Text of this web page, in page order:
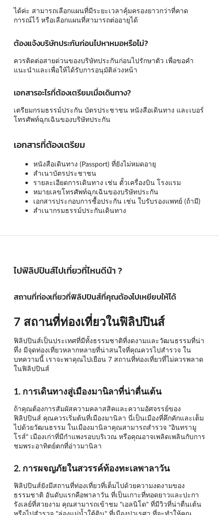
ได้ค่ะ สามารถเลือกแผนที่มีระยะเวลาคุ้มครองยาวกว่าที่คาด
การณ์ไว้ หรือเลือกแผนที่สามารถต่ออายุได้
ต้องแจ้งบริษัทประกันก่อนไปหาหมอหรือไม่?
ควรติดต่อสายด่วนของบริษัทประกันก่อนไปรักษาตัว เพื่อขอคำ
แนะนำและเพื่อให้ได้รับการอนุมัติล่วงหน้า
เอกสารอะไรที่ต้องเตรียมเมื่อเดินทาง?
เตรียมกรมธรรม์ประกัน บัตรประชาชน หนังสือเดินทาง และเบอร์
โทรศัพท์ฉุกเฉินของบริษัทประกัน
เอกสารที่ต้องเตรียม
หนังสือเดินทาง (Passport) ที่ยังไม่หมดอายุ
สำเนาบัตรประชาชน
รายละเอียดการเดินทาง เช่น ตั้วเครื่องบิน โรงแรม
หมายเลขโทรศัพท์ฉุกเฉินของบริษัทประกัน
เอกสารประกอบการซื้อประกัน เช่น ใบรับรองแพทย์ (ถ้ามี)
สำเนากรมธรรม์ประกันเดินทาง
ไปฟิลิปปินส์ไปเที่ยวที่ไหนดีน้า ?
สถานที่ท่องเที่ยวที่ฟิลิปปินส์ที่คุณต้องไปเหยียบให้ได้
7 สถานที่ท่องเที่ยวในฟิลิปปินส์
ฟิลิปปินส์เป็นประเทศที่มีทั้งธรรมชาติที่งดงามและวัฒนธรรมที่น่า
ทึ่ง มีจุดท่องเที่ยวหลากหลายที่น่าสนใจที่คุณควรไปสำรวจ ใน
บทความนี้ เราจะพาคุณไปเยือน 7 สถานที่ท่องเที่ยวที่ไม่ควรพลาด
ในฟิลิปปินส์
1. การเดินทางสู่เมืองมานิลาที่น่าตื่นเต้น
ถ้าคุณต้องการสัมผัสความคลาสสิคและความอัศจรรย์ของ
ฟิลิปปินส์ คุณควรเริ่มต้นที่เมืองมานิลา นี่เป็นเมืองที่คึกคักและเต็ม
ไปด้วยวัฒนธรรม ในเมืองมานิลาคุณสามารถสำรวจ "อินทรามู
โรส์" เมืองเก่าที่มีกำแพงรอบบริเวณ หรือคุณอาจเพลิดเพลินกับการ
ชมพระอาทิตย์ตกที่อ่าวมานิลา
2. การผจญภัยในสวรรค์ท้องทะเลพาลาวัน
ฟิลิปปินส์ยังมีสถานที่ท่องเที่ยวที่เต็มไปด้วยความงดงามของ
ธรรมชาติ อันดับแรกคือพาลาวัน ที่เป็นเกาะที่ทอดยาวและปะกา
รังเลย์ที่สวยงาม คุณสามารถเข้าชม "เอลนิโด" ที่มีวิวที่น่าตื่นเต้น